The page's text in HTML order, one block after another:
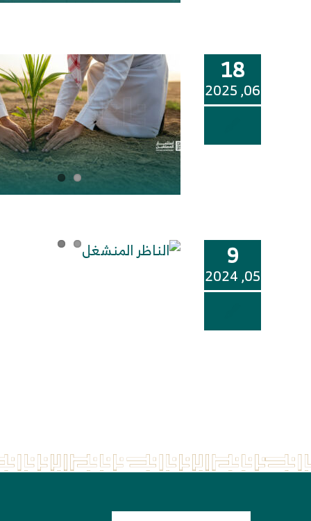
18
06, 2025
9
05, 2024